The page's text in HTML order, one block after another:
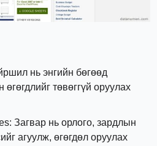
нь энгийн бөгөөд
өгөгдлийг төвөггүй оруулах
Загвар нь орлого, зардлын
агуулж, өгөгдөл оруулах